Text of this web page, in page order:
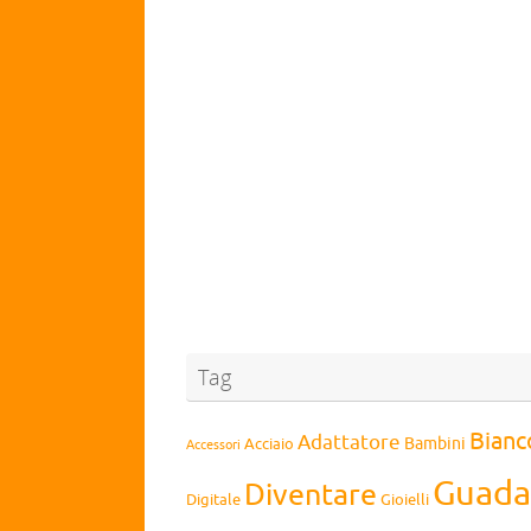
Tag
Accessori Acciaio Adattatore Bambini
Digitale Diventare Gioielli